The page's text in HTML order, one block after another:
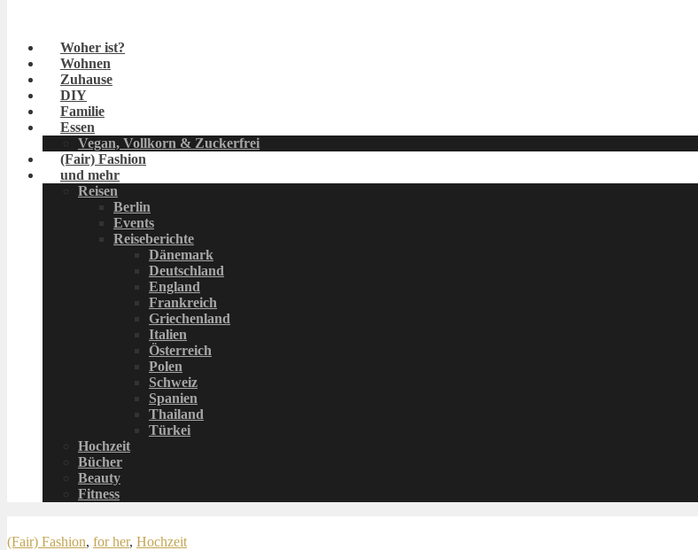
Woher ist?
Wohnen
Zuhause
DIY
Familie
Essen
Vegan, Vollkorn & Zuckerfrei
(Fair) Fashion
und mehr
Reisen
Berlin
Events
Reiseberichte
Dänemark
Deutschland
England
Frankreich
Griechenland
Italien
Österreich
Polen
Schweiz
Spanien
Thailand
Türkei
Hochzeit
Bücher
Beauty
Fitness
(Fair) Fashion, for her, Hochzeit